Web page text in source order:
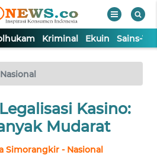
Kriminal Ekuin Sains-
Nasional
Kasino:
Mudarat
Simorangkir - Nasional